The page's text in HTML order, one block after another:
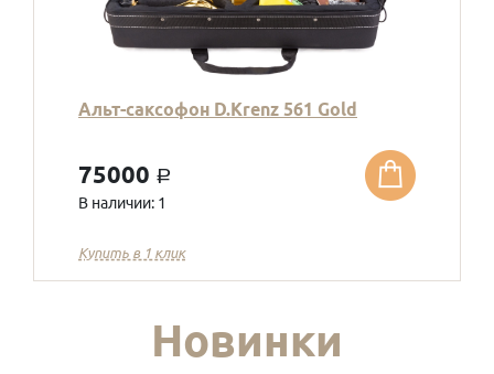
Альт-саксофон D.Krenz 561 Gold
75000 a
В наличии: 1
Купить в 1 клик
Новинки